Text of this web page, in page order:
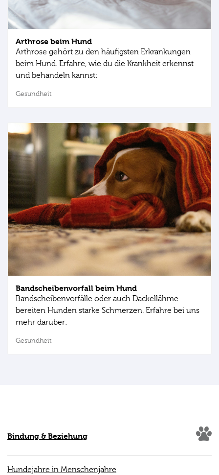
Arthrose beim Hund
Arthrose gehört zu den häufigsten Erkrankungen
beim Hund. Erfahre, wie du die Krankheit erkennst
und behandeln kannst:
Gesundheit
Bandscheibenvorfall beim Hund
Bandscheibenvorfälle oder auch Dackellähme
bereiten Hunden starke Schmerzen. Erfahre bei uns
mehr darüber:
Gesundheit
Bindung & Beziehung
Hundejahre in Menschenjahre